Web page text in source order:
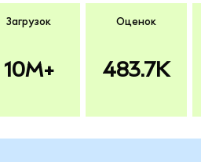
Загрузок
10M+
Оценок
483.7K